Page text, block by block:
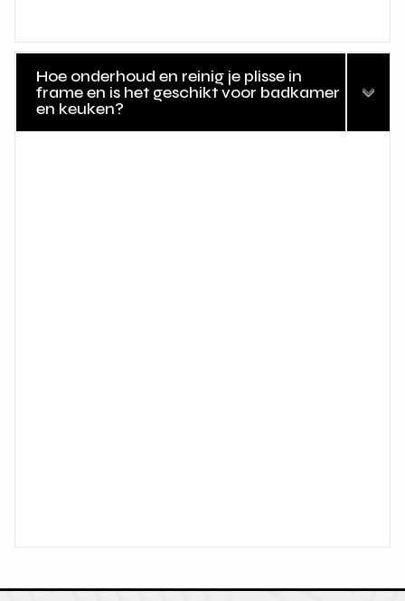
Hoe onderhoud en reinig je plisse in
frame en is het geschikt voor badkamer
en keuken?